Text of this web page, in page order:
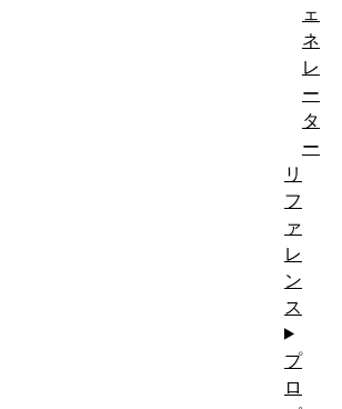
ェ
ネ
レ
ー
タ
ー
リ
フ
ァ
レ
ン
ス
プ
ロ